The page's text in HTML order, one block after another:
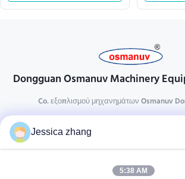
Dongguan Osmanuv Machinery
Co. εξοπλισμού μηχανημάτων Osmanuv
28 δεύτερος ο βιομηχανικός, wei Liu chong,
DongGuan, Guangdong, Κίνα
Jessica zhang
5:38 AM